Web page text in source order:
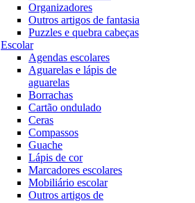
Organizadores
Outros artigos de fantasia
Puzzles e quebra cabeças
Escolar
Agendas escolares
Aguarelas e lápis de
aguarelas
Borrachas
Cartão ondulado
Ceras
Compassos
Guache
Lápis de cor
Marcadores escolares
Mobiliário escolar
Outros artigos de